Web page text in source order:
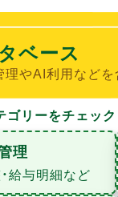
ベース
理やAI利用など
ゴリーをチェック
理
給与明細など